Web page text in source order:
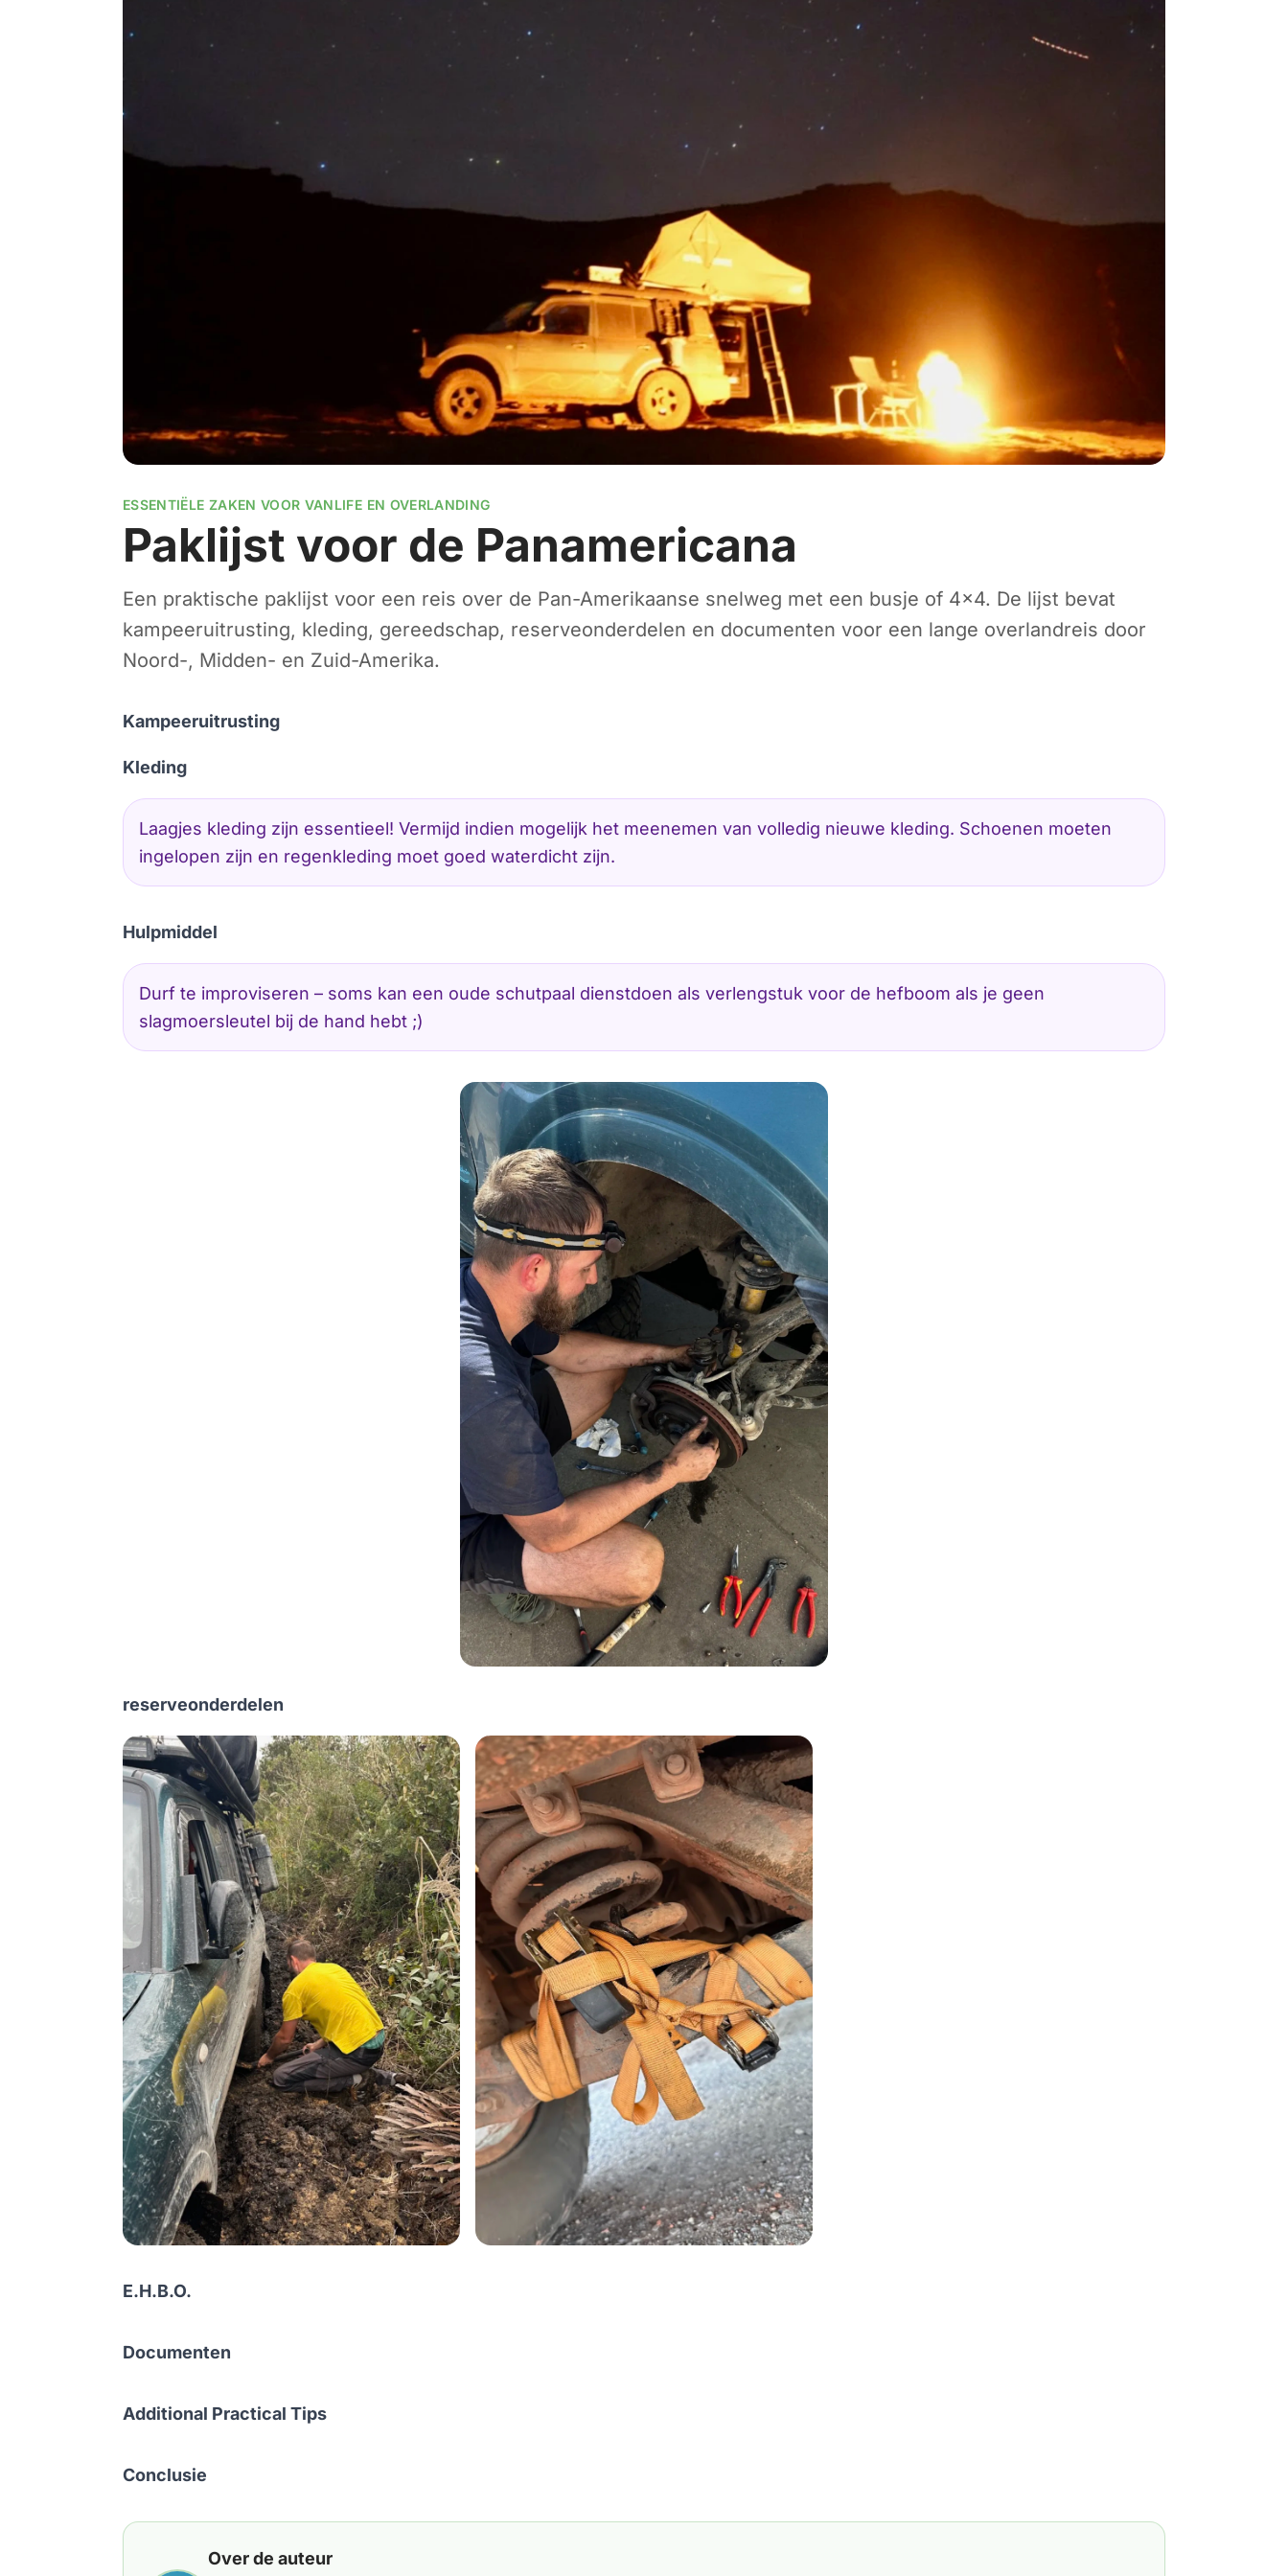
ESSENTIËLE ZAKEN VOOR VANLIFE EN OVERLANDING
Paklijst voor de Panamericana
Een praktische paklijst voor een reis over de Pan-Amerikaanse snelweg met een busje of 4x4. De lijst bevat
kampeeruitrusting, kleding, gereedschap, reserveonderdelen en documenten voor een lange overlandreis door
Noord-, Midden- en Zuid-Amerika.
Kampeeruitrusting
Kleding
Laagjes kleding zijn essentieel! Vermijd indien mogelijk het meenemen van volledig nieuwe kleding. Schoenen moeten
ingelopen zijn en regenkleding moet goed waterdicht zijn.
Hulpmiddel
Durf te improviseren – soms kan een oude schutpaal dienstdoen als verlengstuk voor de hefboom als je geen
slagmoersleutel bij de hand hebt ;)
reserveonderdelen
E.H.B.O.
Documenten
Additional Practical Tips
Conclusie
Over de auteur